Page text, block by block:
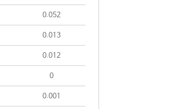
0.052
0.013
0.012
0
0.001